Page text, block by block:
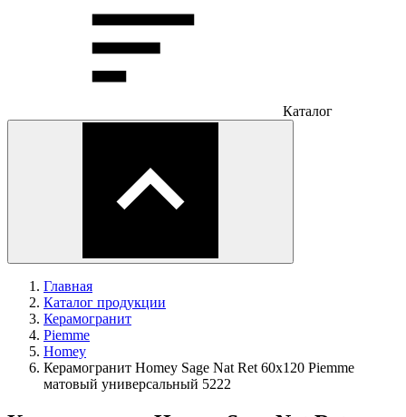
Каталог
Главная
Каталог продукции
Керамогранит
Piemme
Homey
Керамогранит Homey Sage Nat Ret 60x120 Piemme
матовый универсальный 5222